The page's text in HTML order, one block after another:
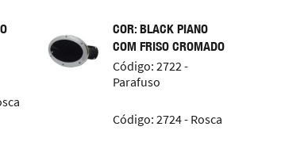
COR: BLACK PIANO
COM FRISO CROMADO
Código: 2722 -
Parafuso
Código: 2724 - Rosca